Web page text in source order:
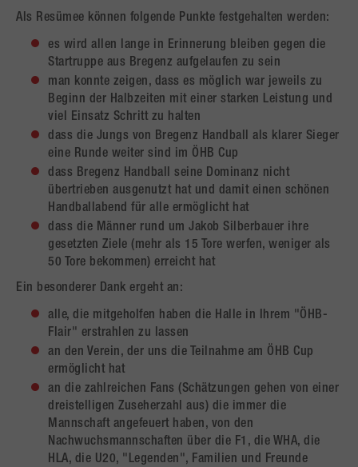
Als Resümee können folgende Punkte festgehalten werden:
es wird allen lange in Erinnerung bleiben gegen die
Startruppe aus Bregenz aufgelaufen zu sein
man konnte zeigen, dass es möglich war jeweils zu
Beginn der Halbzeiten mit einer starken Leistung und
viel Einsatz Schritt zu halten
dass die Jungs von Bregenz Handball als klarer Sieger
eine Runde weiter sind im ÖHB Cup
dass Bregenz Handball seine Dominanz nicht
übertrieben ausgenutzt hat und damit einen schönen
Handballabend für alle ermöglicht hat
dass die Männer rund um Jakob Silberbauer ihre
gesetzten Ziele (mehr als 15 Tore werfen, weniger als
50 Tore bekommen) erreicht hat
Ein besonderer Dank ergeht an:
alle, die mitgeholfen haben die Halle in Ihrem "ÖHB-
Flair" erstrahlen zu lassen
an den Verein, der uns die Teilnahme am ÖHB Cup
ermöglicht hat
an die zahlreichen Fans (Schätzungen gehen von einer
dreistelligen Zuseherzahl aus) die immer die
Mannschaft angefeuert haben, von den
Nachwuchsmannschaften über die F1, die WHA, die
HLA, die U20, "Legenden", Familien und Freunde